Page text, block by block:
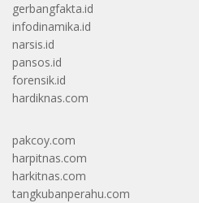
gerbangfakta.id
infodinamika.id
narsis.id
pansos.id
forensik.id
hardiknas.com
pakcoy.com
harpitnas.com
harkitnas.com
tangkubanperahu.com